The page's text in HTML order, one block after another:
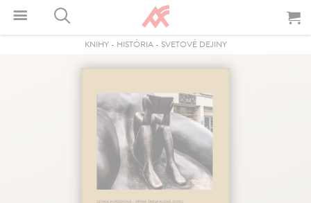
KNIHY- HISTÓRIA- SVETOVÉ DEJINY